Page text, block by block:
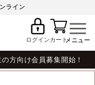
ライン
ログインカート
方向け会員募集開始！